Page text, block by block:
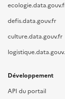
defis.data.gouv.fr
culture.data.gouv.fr
Développement
API du portail